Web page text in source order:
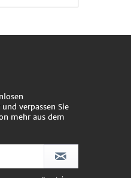
verpassen Sie
mehr aus dem